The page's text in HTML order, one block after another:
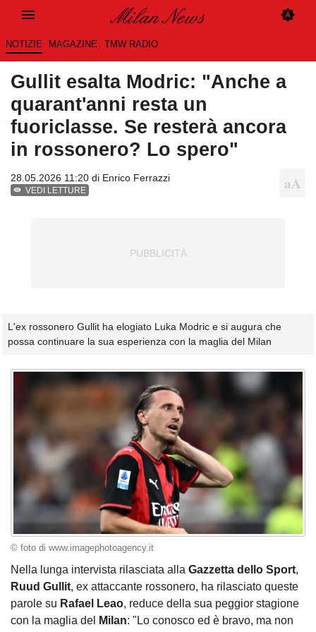
NOTIZIE MAGAZINE TMW RADIO
Gullit esalta Modric: "Anche a
quarant'anni resta un
fuoriclasse. Se resterà ancora
in rossonero? Lo spero"
28.05.2026 11:20 di Enrico Ferrazzi
VEDI LETTURE
L'ex rossonero Gullit ha elogiato Luka Modric e si augura che
possa continuare la sua esperienza con la maglia del Milan
© foto di www.imagephotoagency.it
Nella lunga intervista rilasciata alla Gazzetta dello Sport,
Ruud Gullit, ex attaccante rossonero, ha rilasciato queste
parole su Rafael Leao, reduce della sua peggior stagione
con la maglia del
Milan: "Lo conosco ed è bravo, ma non